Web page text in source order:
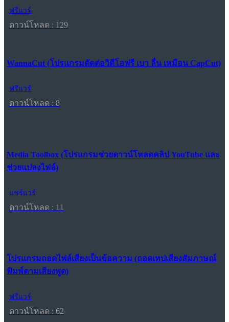
ฟรีแวร์
ดาวน์โหลด : 129
WannaCut (โปรแกรมตัดต่อวิดีโอฟรี เบา ลื่น เหมือน CapCut)
ฟรีแวร์
ดาวน์โหลด : 8
Media Toolbox (โปรแกรมช่วยดาวน์โหลดคลิป YouTube และ
ช่วยแปลงไฟล์)
แชร์แวร์
ดาวน์โหลด : 11
โปรแกรมถอดไฟล์เสียงเป็นข้อความ (ถอดเทปเสียงสัมภาษณ์
พิมพ์ตามเสียงพูด)
ฟรีแวร์
ดาวน์โหลด : 62